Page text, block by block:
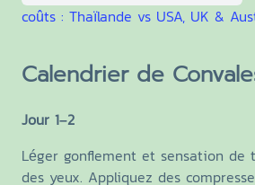
coûts : Thaïlande vs USA, UK &
Calendrier de
Jour 1–2
Léger gonflement et sensation
des yeux. Appliquez des